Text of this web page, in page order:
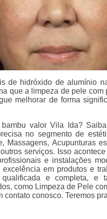
de hidróxido de alumínio
que a limpeza de pele com
melhorar de forma
valor Vila Ida?
no segmento de
Massagens, Acupunturas
serviços. Isso
e instalações
em produtos e
e completa, e
como Limpeza de Pele
conosco. Teremos